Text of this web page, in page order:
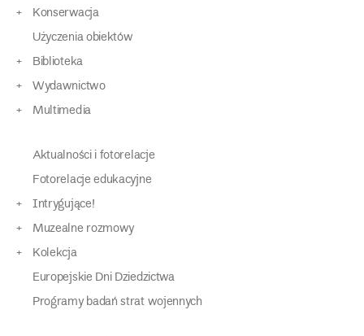
Konserwacja
Użyczenia obiektów
Biblioteka
Wydawnictwo
Multimedia
Aktualności i fotorelacje
Fotorelacje edukacyjne
Intrygujące!
Muzealne rozmowy
Kolekcja
Europejskie Dni Dziedzictwa
Programy badań strat wojennych